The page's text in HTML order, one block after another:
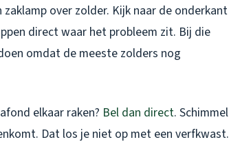
over zolder. Kijk naar de onderkant
direct waar het probleem zit. Bij die
omdat de meeste zolders nog
elkaar raken? Bel dan direct. Schimmel
Dat los je niet op met een verfkwast.